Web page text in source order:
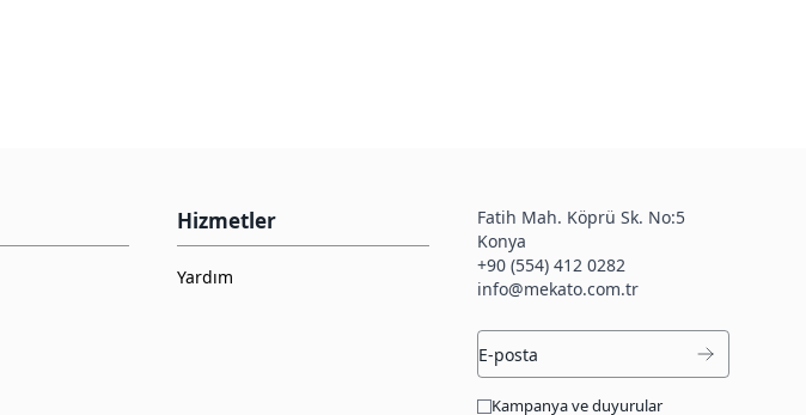
Hizmetler
Yardım
Fatih Mah. Köprü Sk. No:5
Konya
+90 (554) 412 0282
info@mekato.com.tr
Kampanya ve duyurular